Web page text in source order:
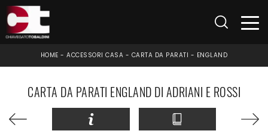
HOME -ACCESSORI CASA - CARTA DA PARATI - ENGLAND
CARTA DA PARATI ENGLAND DI ADRIANI E ROSSI